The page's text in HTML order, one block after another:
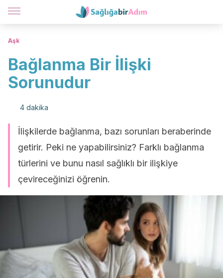
Aşk
Bağlanma Bir İlişki
Sorunudur
4 dakika
İlişkilerde bağlanma, bazı sorunları beraberinde
getirir. Peki ne yapabilirsiniz? Farklı bağlanma
türlerini ve bunu nasıl sağlıklı bir ilişkiye
çevireceğinizi öğrenin.